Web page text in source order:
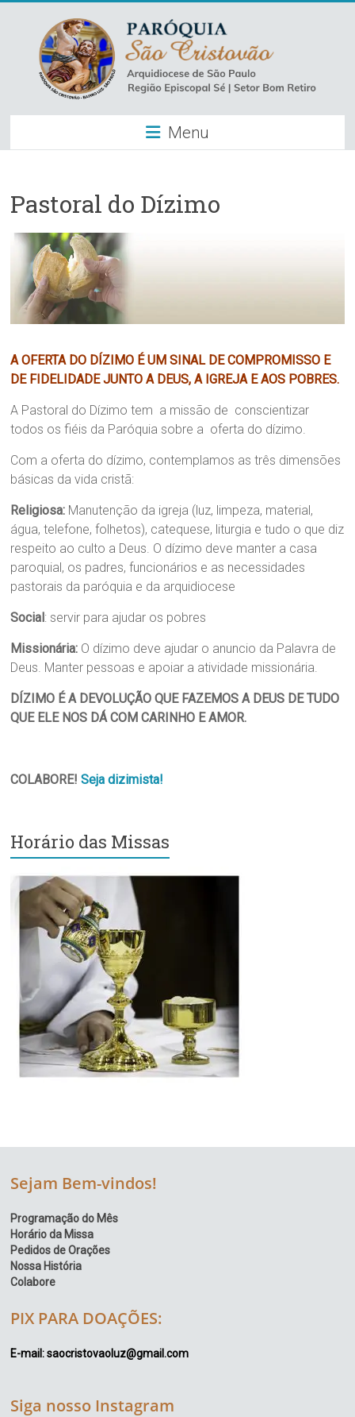
content
Paróquia
São
–
Luz
Arquidiocese
São
Paulo
Região
Episcopal
–
Setor
Bom
Retiro
Menu
Pastoral do Dízimo
A OFERTA DO DÍZIMO É UM SINAL DE COMPROMISSO E
DE FIDELIDADE JUNTO A DEUS, A IGREJA E AOS POBRES.
A Pastoral do Dízimo tem a missão de conscientizar
todos os fiéis da Paróquia sobre a oferta do dízimo.
Com a oferta do dízimo, contemplamos as três dimensões
básicas da vida cristã:
Religiosa: Manutenção da igreja (luz, limpeza, material,
água, telefone, folhetos), catequese, liturgia e tudo o que diz
respeito ao culto a Deus. O dízimo deve manter a casa
paroquial, os padres, funcionários e as necessidades
pastorais da paróquia e da arquidiocese
Social: servir para ajudar os pobres
Missionária: O dízimo deve ajudar o anuncio da Palavra de
Deus. Manter pessoas e apoiar a atividade missionária.
DÍZIMO É A DEVOLUÇÃO QUE FAZEMOS A DEUS DE TUDO
QUE ELE NOS DÁ COM CARINHO E AMOR.
COLABORE!Seja dizimista!
Horário das Missas
Sejam Bem-vindos!
Programação do Mês
Horário da Missa
Pedidos de Orações
Nossa História
Colabore
PIX PARA DOAÇÕES:
E-mail: saocristovaoluz@gmail.com
Siga nosso Instagram